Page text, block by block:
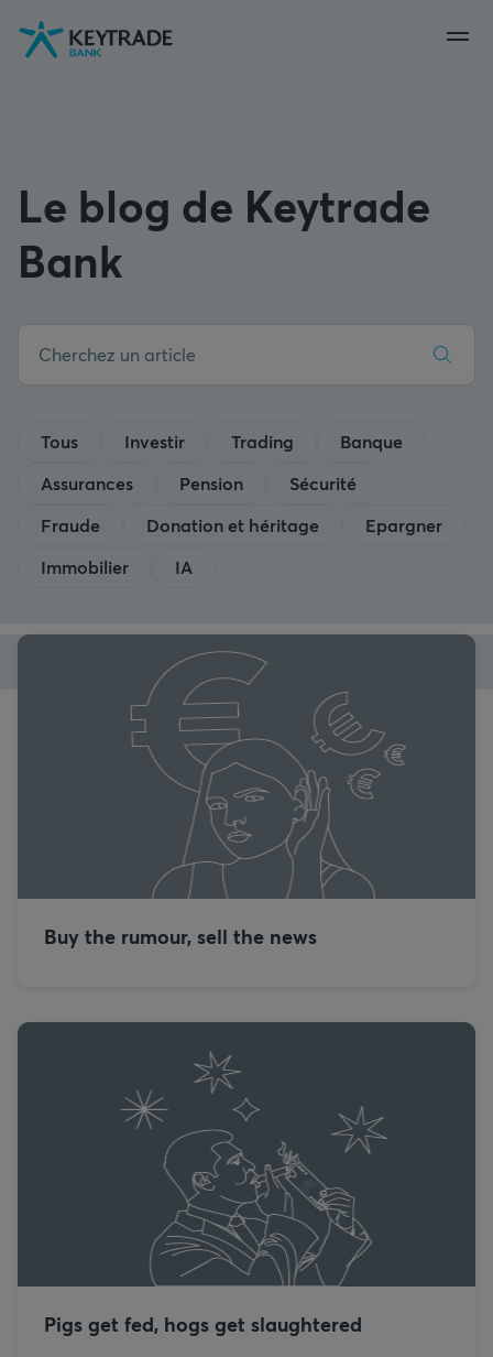
Aller
Aller
Aller
au
Le blog de Keytrade
Bank
Tous Investir Trading
Banque
Assurances
Pension
Sécurité
Fraude
Donation et héritage
Epargner
Immobilier
IA
Buy the rumour, sell the news
Pigs get fed, hogs get slaughtered